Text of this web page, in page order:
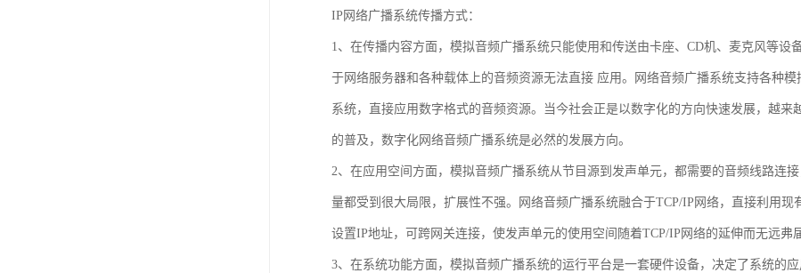
IP网络广播系统传播方式：
1、在传播内容方面，模拟音频广播系统只能使用和传送由卡座、CD机、麦克风等设
于网络服务器和各种载体上的音频资源无法直接 应用。网络音频广播系统支持各种
系统，直接应用数字格式的音频资源。当今社会正是以数字化的方向快速发展，越来
的普及，数字化网络音频广播系统是必然的发展方向。
2、在应用空间方面，模拟音频广播系统从节目源到发声单元，都需要的音频线路连
量都受到很大局限，扩展性不强。网络音频广播系统融合于TCP/IP网络，直接利用
设置IP地址，可跨网关连接，使发声单元的使用空间随着TCP/IP网络的延伸而无远弗
3、在系统功能方面，模拟音频广播系统的运行平台是一套硬件设备，决定了系统的